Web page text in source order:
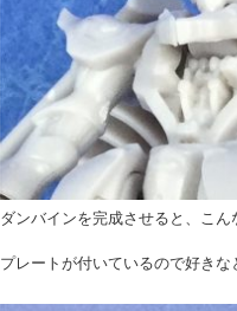
ダンバインを完成させると、こん
プレートが付いているので好きな